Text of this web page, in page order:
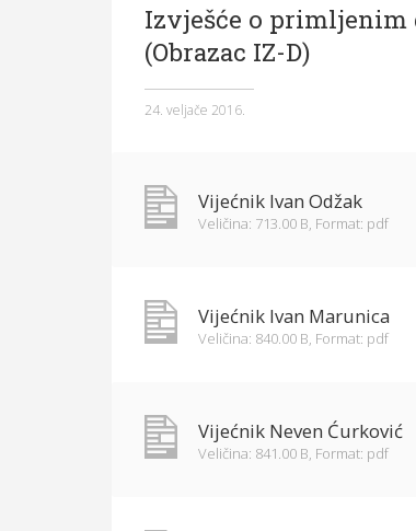
Općinska tijela
Dokumenti
Izvješće o primljenim
(Obrazac IZ-D)
24. veljače 2016.
Vijećnik Ivan Odžak
Veličina: 713.00 B, Format: pdf
Vijećnik Ivan Marunica
Veličina: 840.00 B, Format: pdf
Vijećnik Neven Ćurković
Veličina: 841.00 B, Format: pdf